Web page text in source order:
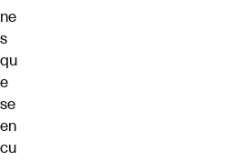
ne
s
qu
e
se
en
cu